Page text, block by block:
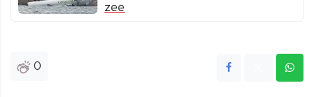
zee
0